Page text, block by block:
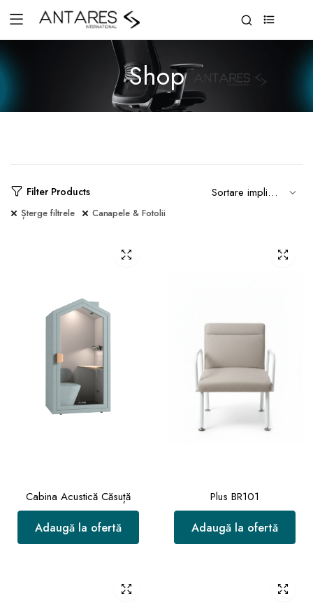
Shop
Filter Products
Șterge filtrele Canapele & Fotolii
Cabina Acustică Căsuță
Adaugă la ofertă
Plus BR101
Adaugă la ofertă